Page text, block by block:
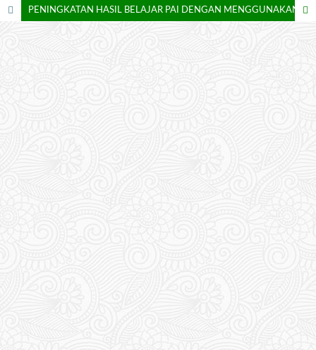
PENINGKATAN HASIL BELAJAR PAI DENGAN MENGGUNAKAN VIDIO PEMBELAJARAN DI KELAS IV SDN 02 MARINGGING